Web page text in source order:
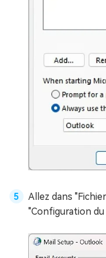
Allez dans
"Configuration